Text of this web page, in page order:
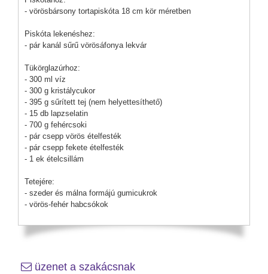
- vörösbársony tortapiskóta 18 cm kör méretben
Piskóta lekenéshez:
- pár kanál sűrű vörösáfonya lekvár
Tükörglazúrhoz:
- 300 ml víz
- 300 g kristálycukor
- 395 g sűrített tej (nem helyettesíthető)
- 15 db lapzselatin
- 700 g fehércsoki
- pár csepp vörös ételfesték
- pár csepp fekete ételfesték
- 1 ek ételcsillám
Tetejére:
- szeder és málna formájú gumicukrok
- vörös-fehér habcsókok
üzenet a szakácsnak